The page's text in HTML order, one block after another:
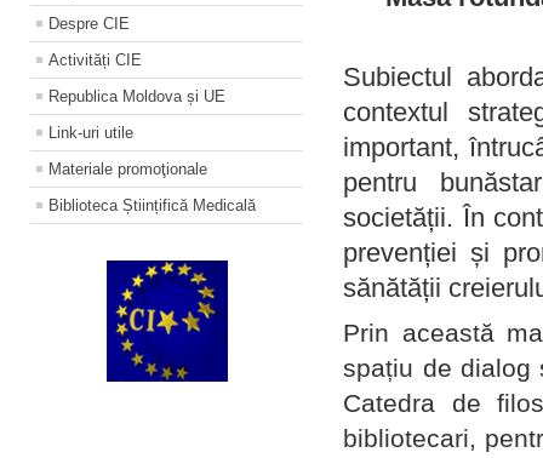
Despre CIE
Activități CIE
Republica Moldova și UE
Link-uri utile
Materiale promoţionale
Biblioteca Științifică Medicală
Subiectul
contextul
important,
pentru
societății. În
prevenției și
sănătății
Prin această
spațiu de dialog
Catedra de
bibliotecari,